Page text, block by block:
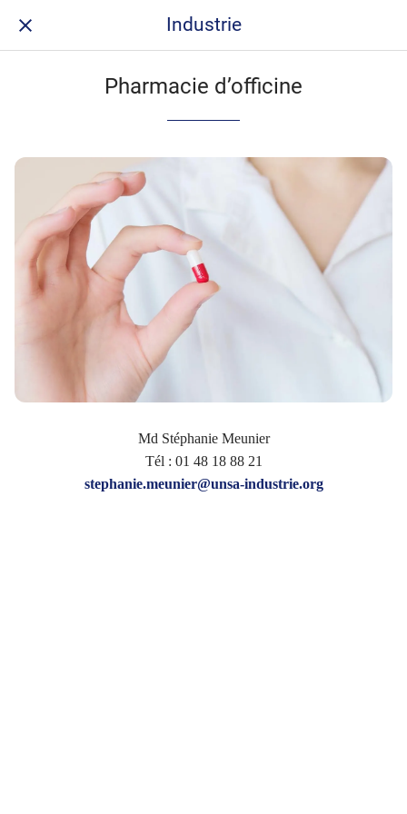
Industrie
Pharmacie d’officine
Md Stéphanie Meunier
Tél : 01 48 18 88 21
stephanie.meunier@unsa-industrie.org